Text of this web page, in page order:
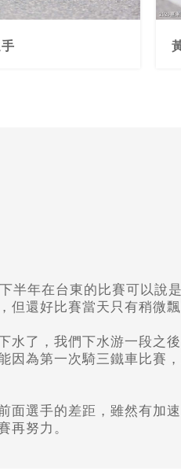
半年在台東的比賽可以說
但還好比賽當天只有稍微
水了， 我們下水游一段之
因為第一次騎三鐵車比賽
面選手的差距， 雖然有加
再努力。